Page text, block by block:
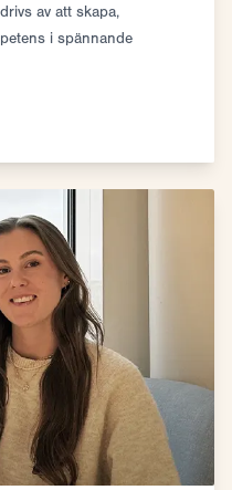
av att skapa,
i spännande